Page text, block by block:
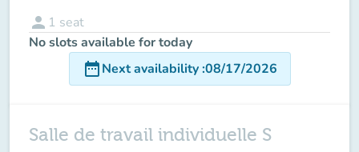
person 1 seat
No slots available for today
date_rangeNext availability:08/17/2026
Salle de travail individuelle S